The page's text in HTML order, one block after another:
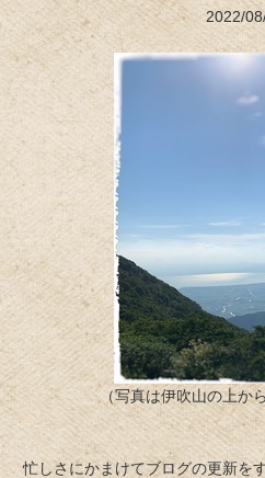
2022/
（写真は伊吹山の上か
忙しさにかまけてブログの更新を